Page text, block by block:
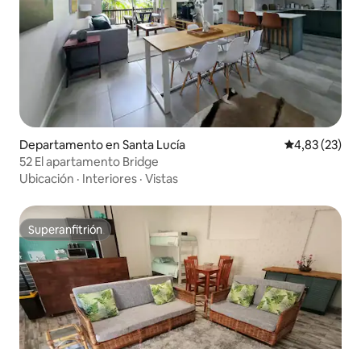
Departamento en Santa Lucía Calificación
4,83 (23)
52 El apartamento Bridge
Ubicación · Interiores · Vistas
Superanfitrión
Superanfitrión